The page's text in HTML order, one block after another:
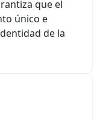
que el
único e
de la